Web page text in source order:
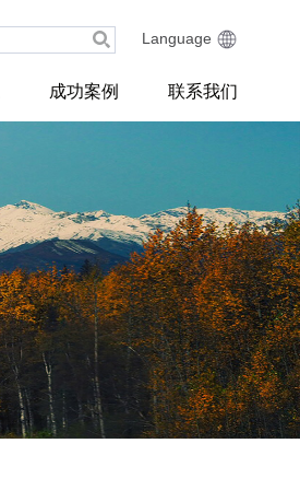
Language
成功案例 联系我们